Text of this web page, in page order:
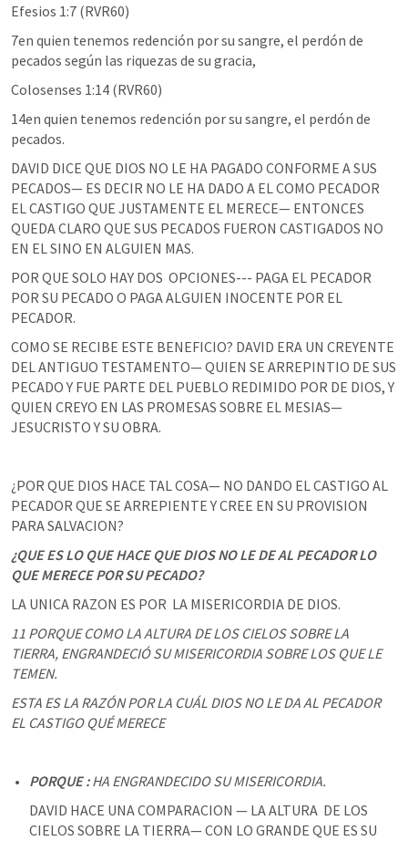
Efesios 1:7 (RVR60)
7en quien tenemos redención por su sangre, el perdón de
pecados según las riquezas de su gracia,
Colosenses 1:14 (RVR60)
14en quien tenemos redención por su sangre, el perdón de
DAVID DICE QUE DIOS NO LE HA PAGADO CONFORME A SUS
PECADOS— ES DECIR NO LE HA DADO A EL COMO PECADOR
EL CASTIGO QUE JUSTAMENTE EL MERECE— ENTONCES
QUEDA CLARO QUE SUS PECADOS FUERON CASTIGADOS NO
EN EL SINO EN ALGUIEN MAS.
POR QUE SOLO HAY DOS  OPCIONES--- PAGA EL PECADOR
POR SU PECADO O PAGA ALGUIEN INOCENTE POR EL
PECADOR.
COMO SE RECIBE ESTE BENEFICIO? DAVID ERA UN CREYENTE
DEL ANTIGUO TESTAMENTO— QUIEN SE ARREPINTIO DE SUS
PECADO Y FUE PARTE DEL PUEBLO REDIMIDO POR DE DIOS, Y
QUIEN CREYO EN LAS PROMESAS SOBRE EL MESIAS—
JESUCRISTO Y SU OBRA.
¿POR QUE DIOS HACE TAL COSA— NO DANDO EL CASTIGO AL
PECADOR QUE SE ARREPIENTE Y CREE EN SU PROVISION
PARA SALVACION?
¿QUE ES LO QUE HACE QUE DIOS NO LE DE AL PECADOR LO
QUE MERECE POR SU PECADO?
‌LA UNICA RAZON ES POR  LA MISERICORDIA DE DIOS.
11 PORQUE COMO LA ALTURA DE LOS CIELOS SOBRE LA
TIERRA, ENGRANDECIÓ SU MISERICORDIA SOBRE LOS QUE LE
TEMEN.
ESTA ES LA RAZÓN POR LA CUÁL DIOS NO LE DA AL PECADOR
EL CASTIGO QUÉ MERECE
PORQUE : HA ENGRANDECIDO SU MISERICORDIA.
‌DAVID HACE UNA COMPARACION — LA ALTURA  DE LOS
CIELOS SOBRE LA TIERRA— CON LO GRANDE QUE ES SU